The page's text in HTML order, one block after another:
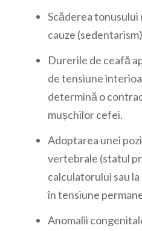
Scăderea
cauze
Durerile de ceafă
de tensiune
determină o
mușchilor cefei.
Adoptarea unei
vertebrale (statul
calculatorului sau
în tensiune
Anomalii